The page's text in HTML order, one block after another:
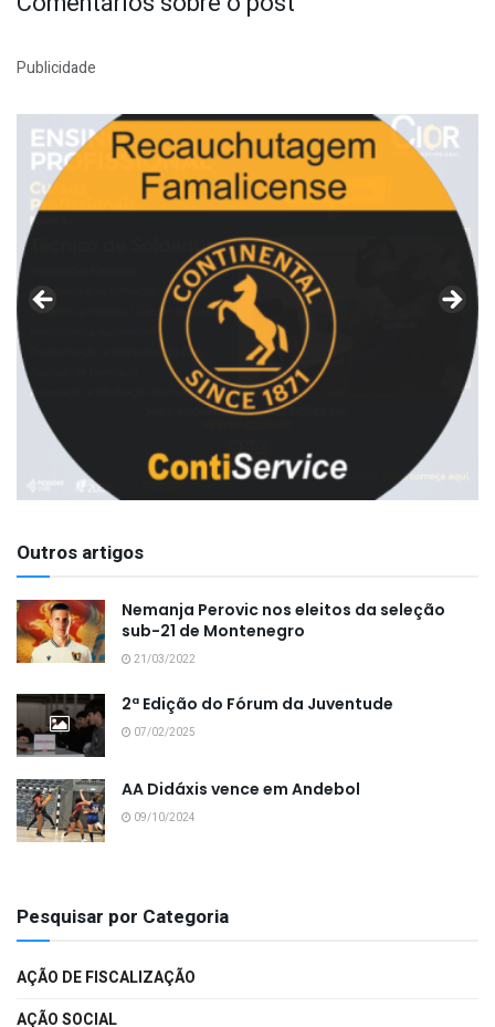
Publicidade
Outros artigos
Nemanja Perovic nos eleitos da seleção
sub-21 de Montenegro
21/03/2022
2ª Edição do Fórum da Juventude
07/02/2025
AA Didáxis vence em Andebol
09/10/2024
Pesquisar por Categoria
AÇÃO DE FISCALIZAÇÃO
AÇÃO SOCIAL